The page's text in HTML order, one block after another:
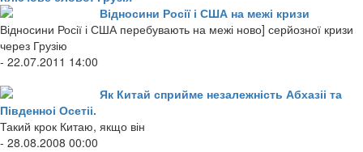
Відносини Росії і США на межі кризи
Відносини Росії і США перебувають на межі ново] серйозної кризи
через Грузію
- 22.07.2011 14:00
Як Китай сприйме незалежність Абхазіі та
Південноі Осетіі.
Такий крок Китаю, якщо він
- 28.08.2008 00:00